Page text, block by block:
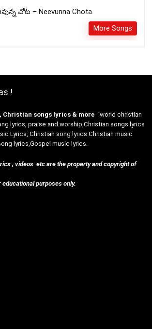
చోట – Neevunna Chota
More Songs
!
Christian songs lyrics & more “world christian
lyrics, praise and worship,Christian songs lyrics
Lyrics, Christian song lyrics Christian music
lyrics,Gospel music lyrics.
, videos etc are the property and copyright of
purposes only.